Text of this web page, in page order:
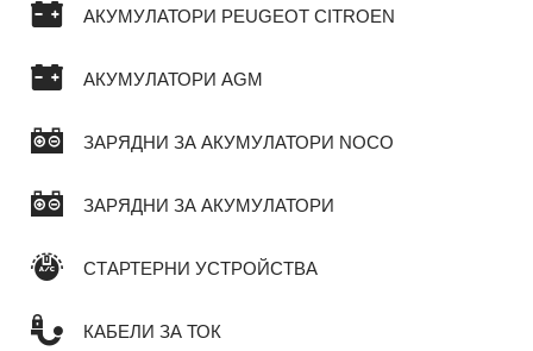
АКУМУЛАТОРИ PEUGEOT CITROEN
АКУМУЛАТОРИ AGM
ЗАРЯДНИ ЗА АКУМУЛАТОРИ NOCO
ЗАРЯДНИ ЗА АКУМУЛАТОРИ
СТАРТЕРНИ УСТРОЙСТВА
КАБЕЛИ ЗА ТОК